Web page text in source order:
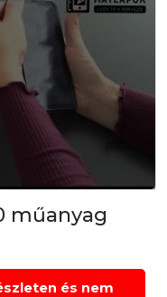
műanyag
és nem